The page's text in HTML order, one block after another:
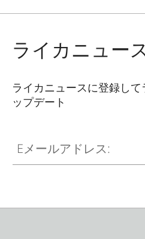
ライカニュー
ライカニュースに登録し
ップデート